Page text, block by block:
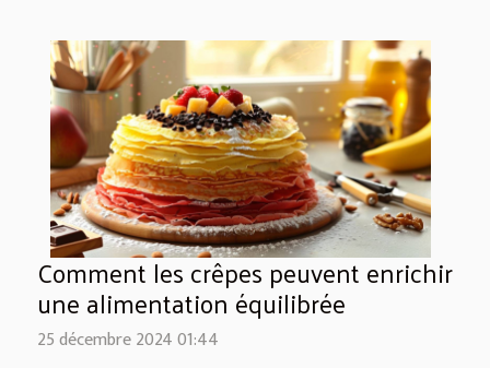
Comment les crêpes peuvent enrichir
une alimentation équilibrée
25 décembre 2024 01:44